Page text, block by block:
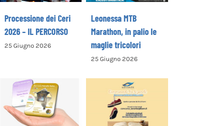
Processione dei Ceri
2026 – IL PERCORSO
25 Giugno 2026
Leonessa MTB
Marathon, in palio le
maglie tricolori
25 Giugno 2026
Petrella Salto
presenta il
nuovo opuscolo
dedicato alla
La Cooperativa
Sociale Levante
promuove il 1°
Concorso
Letterario
Nazionale